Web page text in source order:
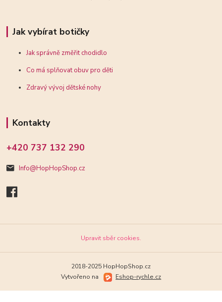
Jak vybírat botičky
Jak správně změřit chodidlo
Co má splňovat obuv pro děti
Zdravý vývoj dětské nohy
Kontakty
+420 737 132 290
Info@HopHopShop.cz
Upravit sběr cookies.
2018-2025 HopHopShop.cz
Vytvořeno na
Eshop-rychle.cz